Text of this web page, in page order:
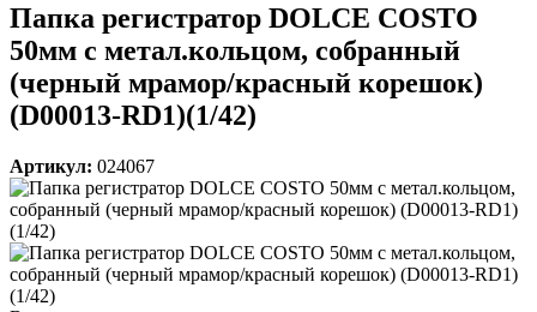
Папка регистратор DOLCE COSTO
50мм с метал.кольцом, собранный
(черный мрамор/красный корешок)
(D00013-RD1)(1/42)
Артикул: 024067